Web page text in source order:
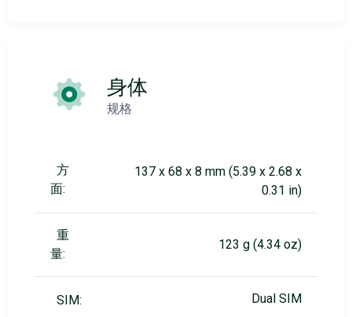
身体
规格
方
面:
137 x 68 x 8 mm (5.39 x 2.68 x
0.31 in)
重
量:
123 g (4.34 oz)
SIM: Dual SIM